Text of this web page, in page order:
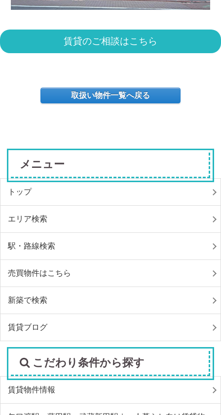
賃貸のご相談はこちら
取扱い物件一覧へ戻る
メニュー
トップ
エリア検索
駅・路線検索
売買物件はこちら
新築で検索
賃貸ブログ
こだわり条件から探す
賃貸物件情報